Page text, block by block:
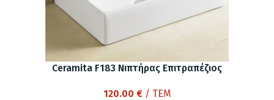
Ceramita F183 Νιπτήρας Επιτραπέζιος
120.00 €/ ΤΕΜ